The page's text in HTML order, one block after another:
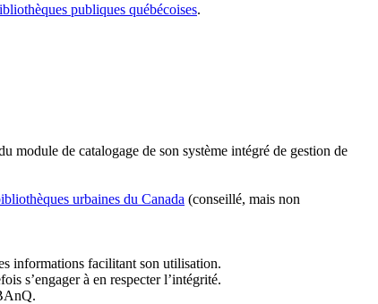
publiques québécoises.
module de catalogage de son système intégré de gestion de
urbaines du Canada (conseillé, mais non
informations facilitant son utilisation.
s’engager à en respecter l’intégrité.